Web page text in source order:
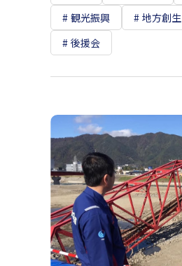
観光振興
地方創生
後援会